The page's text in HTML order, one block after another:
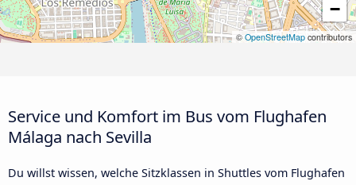
−
© OpenStreetMap contributors
Service und Komfort im Bus vom Flughafen
Málaga nach Sevilla
Du willst wissen, welche Sitzklassen in Shuttles vom Flughafen